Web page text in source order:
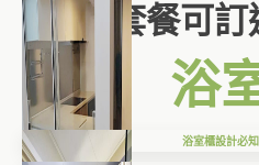
套餐可
浴
浴室櫃設計必